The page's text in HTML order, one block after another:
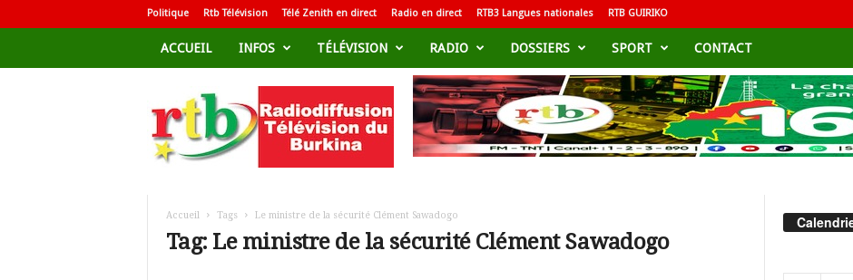
Politique Rtb Télévision Télé Zenith en direct Radio en direct RTB3 Langues nationales RTB GUIRIKO
ACCUEIL INFOS TÉLÉVISION RADIO DOSSIERS SPORT CONTACT
d
i
Accueil Tags Le ministre de la sécurité Clément Sawadogo
Tag: Le ministre de la sécurité Clément Sawadogo